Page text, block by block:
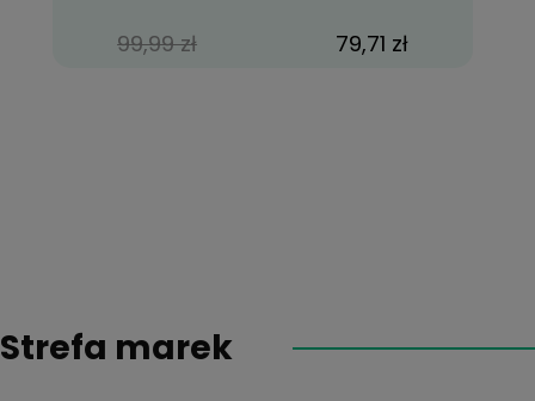
99,99 zł 79,71 zł
Strefa marek